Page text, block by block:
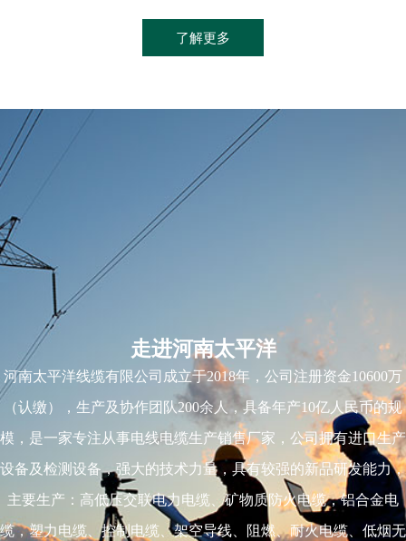
了解更多
走进河南太平洋
河南太平洋线缆有限公司成立于2018年，公司注册资金10600万
（认缴），生产及协作团队200余人，具备年产10亿人民币的规
模，是一家专注从事电线电缆生产销售厂家，公司拥有进口生产
设备及检测设备，强大的技术力量，具有较强的新品研发能力，
主要生产：高低压交联电力电缆、矿物质防火电缆，铝合金电
缆，塑力电缆、控制电缆、架空导线、阻燃、耐火电缆、低烟无